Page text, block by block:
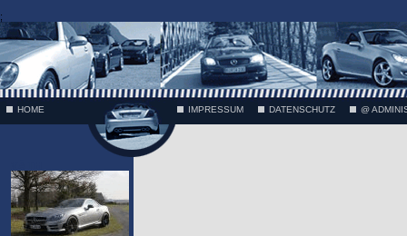
;
HOME IMPRESSUM DATENSCHUTZ @